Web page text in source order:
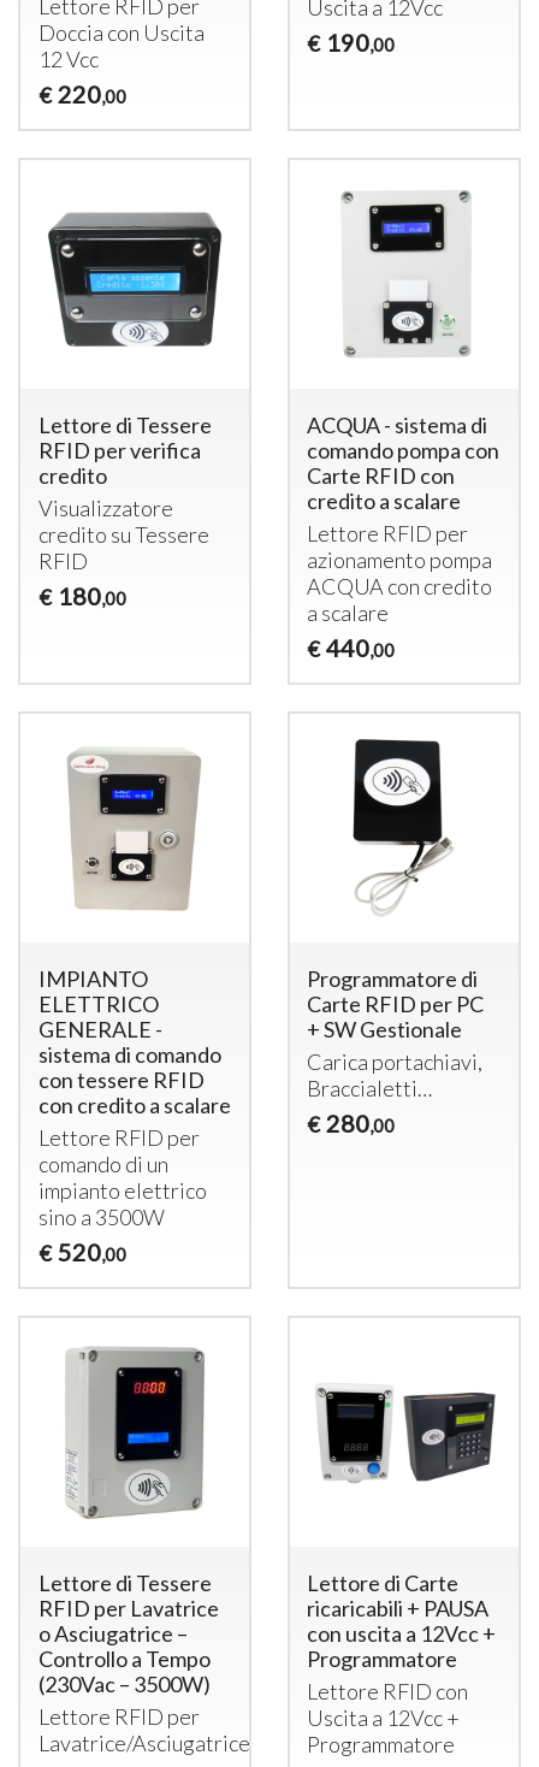
Lettore RFID per
Doccia con Uscita
12 Vcc
€ 220,00
Uscita a 12Vcc
€ 190,00
Lettore di Tessere
RFID per verifica
credito
Visualizzatore
credito su Tessere
RFID
€ 180,00
ACQUA - sistema di
comando pompa con
Carte RFID con
credito a scalare
Lettore RFID per
azionamento pompa
ACQUA con credito
a scalare
€ 440,00
IMPIANTO
ELETTRICO
GENERALE -
sistema di comando
con tessere RFID
con credito a scalare
Lettore RFID per
comando di un
impianto elettrico
sino a 3500W
€ 520,00
Programmatore di
Carte RFID per PC
+ SW Gestionale
Carica portachiavi,
Braccialetti…
€ 280,00
Lettore di Tessere
RFID per Lavatrice
o Asciugatrice –
Controllo a Tempo
(230Vac – 3500W)
Lettore RFID per
Lavatrice/Asciugatrice
Lettore di Carte
ricaricabili + PAUSA
con uscita a 12Vcc +
Programmatore
Lettore RFID con
Uscita a 12Vcc +
Programmatore